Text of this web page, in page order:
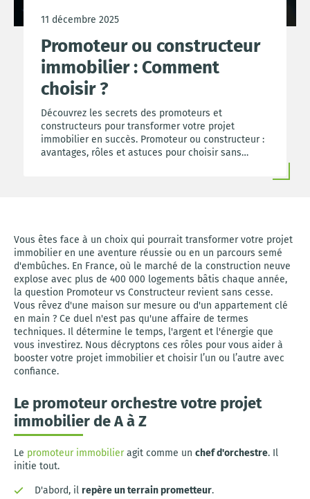
11 décembre 2025
Promoteur ou constructeur
immobilier : Comment
choisir ?
Découvrez les secrets des promoteurs et
constructeurs pour transformer votre projet
immobilier en succès. Promoteur ou constructeur :
avantages, rôles et astuces pour choisir sans
Vous êtes face à un choix qui pourrait transformer votre projet
immobilier en une aventure réussie ou en un parcours semé
d'embûches. En France, où le marché de la construction neuve
explose avec plus de 400 000 logements bâtis chaque année,
la question Promoteur vs Constructeur revient sans cesse.
Vous rêvez d'une maison sur mesure ou d'un appartement clé
en main ? Ce duel n'est pas qu'une affaire de termes
techniques. Il détermine le temps, l'argent et l'énergie que
vous investirez. Nous décryptons ces rôles pour vous aider à
booster votre projet immobilier et choisir l’un ou l’autre avec
confiance.
Le promoteur orchestre votre projet
immobilier de A à Z
Le promoteur immobilieragit comme un chef d'orchestre. Il
initie tout.
D'abord, il repère un terrain prometteur.